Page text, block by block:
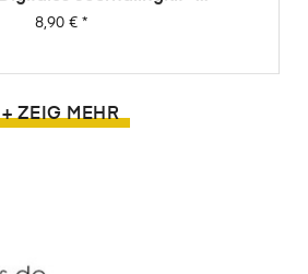
Wimpernschlag
Preis
8,90 €*
+ ZEIG MEHR